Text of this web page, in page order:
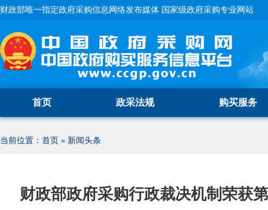
财政部唯一指定政府采购信息网络发布媒体 国家级政府采购专业网站
首页 政采法规 购买服务
当前位置： 首页 » 新闻头条
财政部政府采购行政裁决机制荣获